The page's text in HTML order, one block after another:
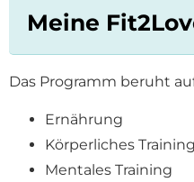
Meine
Das Programm beruht
Ernährung
Körperliches Training
Mentales Training